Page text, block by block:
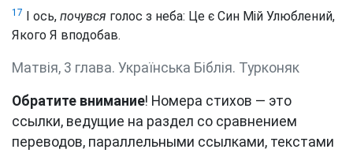
17 І ось, почувся голос з неба: Це є Син Мій Улюблений,
Якого Я вподобав.
Матвія, 3 глава. Українська Біблія. Турконяк
Обратите внимание! Номера стихов — это
ссылки, ведущие на раздел со сравнением
переводов, параллельными ссылками, текстами